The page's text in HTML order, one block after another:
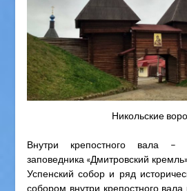
Никольские
Внутри крепостного вала –
заповедника «Дмитровский
Успенский собор и ряд
собором внутри крепостного